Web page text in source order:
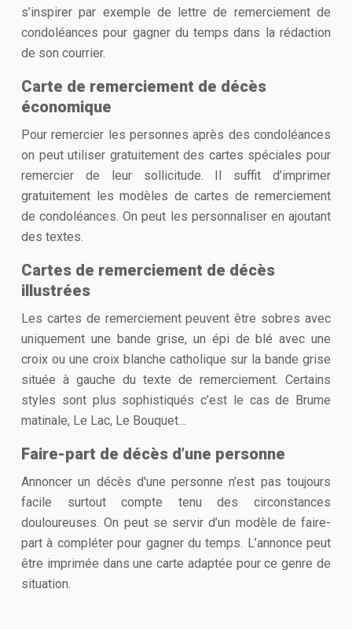
s’inspirer par exemple de lettre de remerciement de
condoléances pour gagner du temps dans la rédaction
de son courrier.
Carte de remerciement de décès
économique
Pour remercier les personnes après des condoléances
on peut utiliser gratuitement des cartes spéciales pour
remercier de leur sollicitude. Il suffit d’imprimer
gratuitement les modèles de cartes de remerciement
de condoléances. On peut les personnaliser en ajoutant
des textes.
Cartes de remerciement de décès
illustrées
Les cartes de remerciement peuvent être sobres avec
uniquement une bande grise, un épi de blé avec une
croix ou une croix blanche catholique sur la bande grise
située à gauche du texte de remerciement. Certains
styles sont plus sophistiqués c’est le cas de Brume
matinale, Le Lac, Le Bouquet…
Faire-part de décès d’une personne
Annoncer un décès d'une personne n’est pas toujours
facile surtout compte tenu des circonstances
douloureuses. On peut se servir d’un modèle de faire-
part à compléter pour gagner du temps. L’annonce peut
être imprimée dans une carte adaptée pour ce genre de
situation.